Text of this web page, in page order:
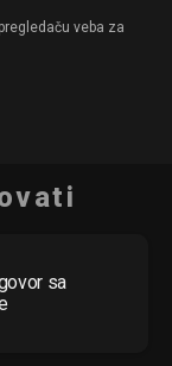
veba za
sa